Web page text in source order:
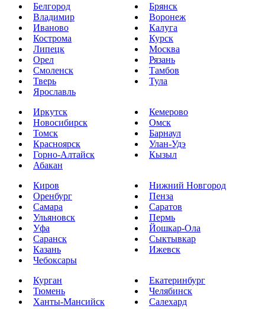
Белгород
Брянск
Владимир
Воронеж
Иваново
Калуга
Кострома
Курск
Липецк
Москва
Орел
Рязань
Смоленск
Тамбов
Тверь
Тула
Ярославль
Иркутск
Кемерово
Новосибирск
Омск
Томск
Барнаул
Красноярск
Улан-Удэ
Горно-Алтайск
Кызыл
Абакан
Киров
Нижний Новгород
Оренбург
Пенза
Самара
Саратов
Ульяновск
Пермь
Уфа
Йошкар-Ола
Саранск
Сыктывкар
Казань
Ижевск
Чебоксары
Курган
Екатеринбург
Тюмень
Челябинск
Ханты-Мансийск
Салехард